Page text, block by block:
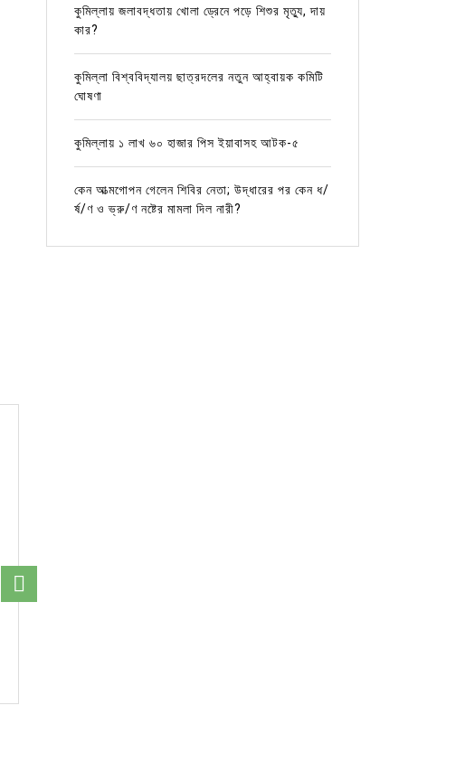
কুমিল্লায় জলাবদ্ধতায় খোলা ড্রেনে পড়ে শিশুর মৃত্যু, দায়
কার?
কুমিল্লা বিশ্ববিদ্যালয় ছাত্রদলের নতুন আহ্বায়ক কমিটি
ঘোষণা
কুমিল্লায় ১ লাখ ৬০ হাজার পিস ইয়াবাসহ আটক-৫
কেন আত্মগোপন গেলেন শিবির নেতা; উদ্ধারের পর কেন ধ/
র্ষ/ণ ও ভ্রু/ণ নষ্টের মামলা দিল নারী?